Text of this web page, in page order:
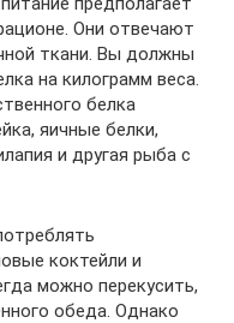
Они отвечают
ткани. Вы должны
на килограмм веса.
белка
яичные белки,
и другая рыба с
коктейли и
можно перекусить,
обеда. Однако